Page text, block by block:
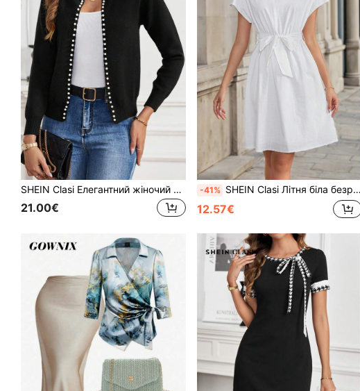
SHEIN Clasi Елегантний жіночий в'язаний кардиган з перлинними ґудзиками осінь/зима
21.00€
-41% SHEIN Clasi Літня біла безрукавка з високою талією та краваткою, коротка жіноча сукня-ромпер, сукня для вчителів, одяг для вчителів, ділова сукня, повсякденна бізнес-сукня, біла сукня
12.57€